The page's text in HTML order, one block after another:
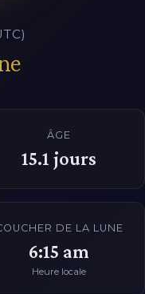
ÂGE
15.1 jours
DE LA LUNE
6:15 am
Heure locale